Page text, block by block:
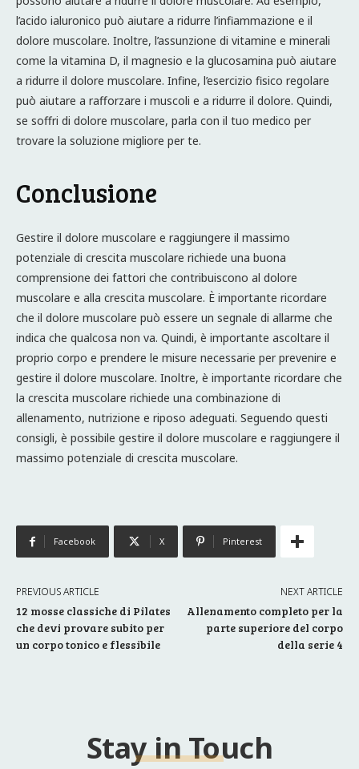
l’acido ialuronico può aiutare a ridurre l’infiammazione e il
dolore muscolare. Inoltre, l’assunzione di vitamine e minerali
come la vitamina D, il magnesio e la glucosamina può aiutare
a ridurre il dolore muscolare. Infine, l’esercizio fisico regolare
può aiutare a rafforzare i muscoli e a ridurre il dolore. Quindi,
se soffri di dolore muscolare, parla con il tuo medico per
trovare la soluzione migliore per te.
Conclusione
Gestire il dolore muscolare e raggiungere il massimo
potenziale di crescita muscolare richiede una buona
comprensione dei fattori che contribuiscono al dolore
muscolare e alla crescita muscolare. È importante ricordare
che il dolore muscolare può essere un segnale di allarme che
indica che qualcosa non va. Quindi, è importante ascoltare il
proprio corpo e prendere le misure necessarie per prevenire e
gestire il dolore muscolare. Inoltre, è importante ricordare che
la crescita muscolare richiede una combinazione di
allenamento, nutrizione e riposo adeguati. Seguendo questi
consigli, è possibile gestire il dolore muscolare e raggiungere il
massimo potenziale di crescita muscolare.
Facebook X Pinterest
PREVIOUS ARTICLE
12 mosse classiche di Pilates
che devi provare subito per
un corpo tonico e flessibile
NEXT ARTICLE
Allenamento completo per la
parte superiore del corpo
della serie 4
Stay in Touch